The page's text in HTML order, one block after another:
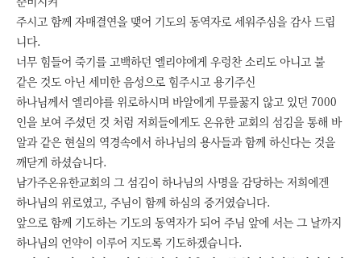
주시고 함께 자매결연을 맺어 기도의 동역자로 세워주심을 감사 드립
니다.
너무 힘들어 죽기를 고백하던 엘리야에게 우렁찬 소리도 아니고 불
같은 것도 아닌 세미한 음성으로 힘주시고 용기주신
하나님께서 엘리야를 위로하시며 바알에게 무릎꿇지 않고 있던 7000
인을 보여 주셨던 것 처럼 저희들에게도 온유한 교회의 섬김을 통해 바
알과 같은 현실의 역경속에서 하나님의 용사들과 함께 하신다는 것을
깨닫게 하셨습니다.
남가주온유한교회의 그 섬김이 하나님의 사명을 감당하는 저희에겐
하나님의 위로였고, 주님이 함께 하심의 증거였습니다.
앞으로 함께 기도하는 기도의 동역자가 되어 주님 앞에 서는 그 날까지
하나님의 언약이 이루어 지도록 기도하겠습니다.